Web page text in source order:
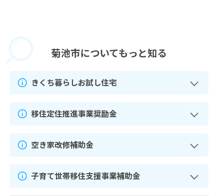
菊池市についてもっと知る
きくち暮らしお試し住宅
移住定住推進事業奨励金
空き家改修補助金
子育て世帯移住支援事業補助金